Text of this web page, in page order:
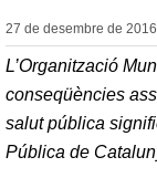
27 de desembre de 2016
L’Organització
conseqüències
salut pública
Pública de